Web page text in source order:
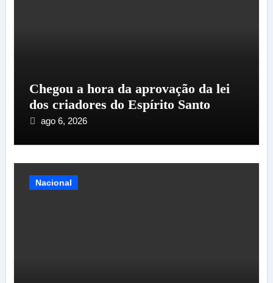
Chegou a hora da aprovação da lei
dos criadores do Espírito Santo
ago 6, 2026
Nacional